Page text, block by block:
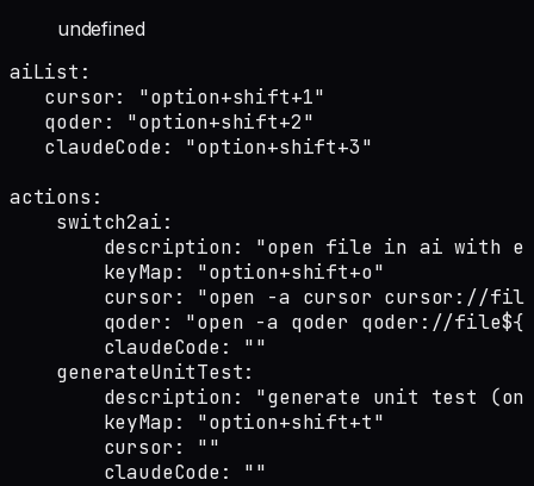
undefined
aiList:
   cursor: "option+shift+1"
   qoder: "option+shift+2"
   claudeCode: "option+shift+3"
actions:
    switch2ai:
description: "open file in ai with
        keyMap: "option+shift+o"
cursor: "open -a cursor cursor://
qoder: "open -a qoder qoder://
        claudeCode: ""
    generateUnitTest:
description: "generate unit test
        keyMap: "option+shift+t"
        cursor: ""
        claudeCode: ""